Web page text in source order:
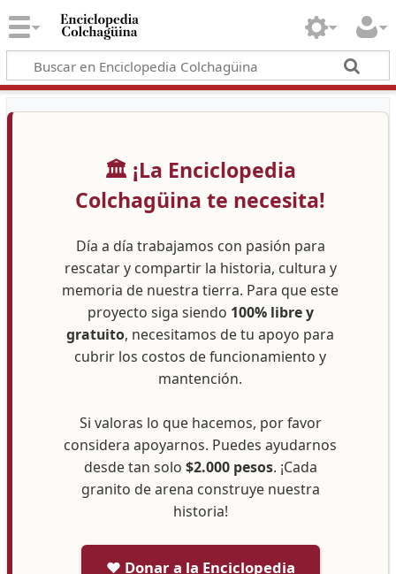
🏛️ ¡La Enciclopedia
Colchagüina te necesita!
Día a día trabajamos con pasión para
rescatar y compartir la historia, cultura y
memoria de nuestra tierra. Para que este
proyecto siga siendo 100% libre y
gratuito, necesitamos de tu apoyo para
cubrir los costos de funcionamiento y
mantención.
Si valoras lo que hacemos, por favor
considera apoyarnos. Puedes ayudarnos
desde tan solo $2.000 pesos. ¡Cada
granito de arena construye nuestra
historia!
❤️ Donar a la Enciclopedia